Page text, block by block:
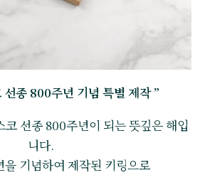
선종 800주년 기념 특별 제작 ”
선종 800주년이 되는 뜻깊은 해입
니다.
을 기념하여 제작된 키링으로